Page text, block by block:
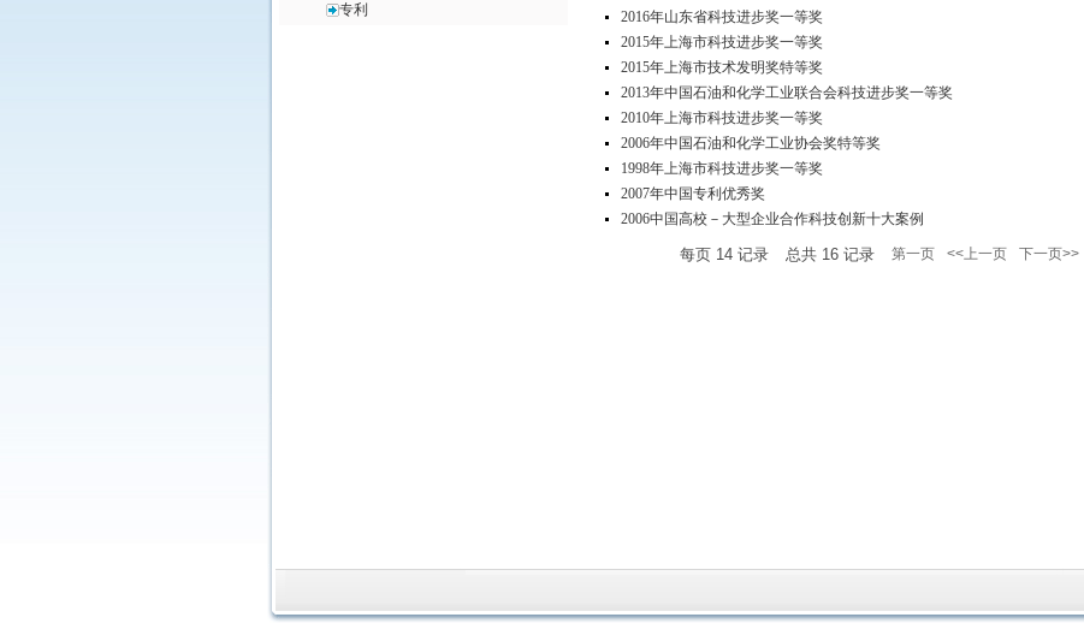
专利
2016年山东省科技进步奖一等奖
2015年上海市科技进步奖一等奖
2015年上海市技术发明奖特等奖
2013年中国石油和化学工业联合会科技进步奖一等奖
2010年上海市科技进步奖一等奖
2006年中国石油和化学工业协会奖特等奖
1998年上海市科技进步奖一等奖
2007年中国专利优秀奖
2006中国高校－大型企业合作科技创新十大案例
每页 14记录 总共 16记录 第一页 <<上一页 下一页>>